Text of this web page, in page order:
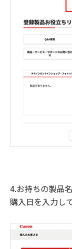
4.お持ちの製品
購入日を入力し